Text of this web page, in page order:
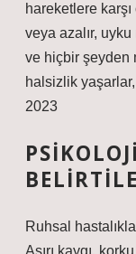
hareketlere
veya azalır,
ve hiçbir şeyden
halsizlik
2023
Ruhsal
Aşırı kaygı,